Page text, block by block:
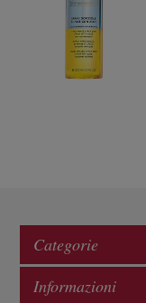
Categorie
Informazioni